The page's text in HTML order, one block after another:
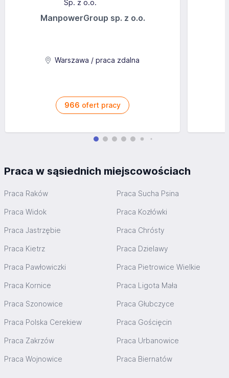
ManpowerGroup sp. z o.o.
Warszawa / praca zdalna
966 ofert pracy
Praca w sąsiednich miejscowościach
Praca Raków Praca Sucha Psina
Praca Widok Praca Kozłówki
Praca Jastrzębie Praca Chrósty
Praca Kietrz Praca Dzielawy
Praca Pawłowiczki Praca Pietrowice Wielkie
Praca Kornice Praca Ligota Mała
Praca Szonowice Praca Głubczyce
Praca Polska Cerekiew Praca Gościęcin
Praca Zakrzów Praca Urbanowice
Praca Wojnowice Praca Biernatów